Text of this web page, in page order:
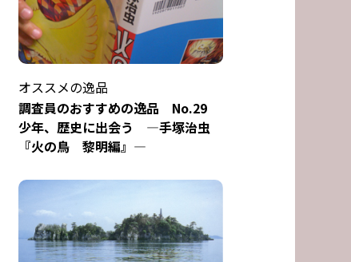
オススメの逸品
調査員のおすすめの逸品 No.29
少年、歴史に出会う ―手塚治虫
『火の鳥 黎明編』―